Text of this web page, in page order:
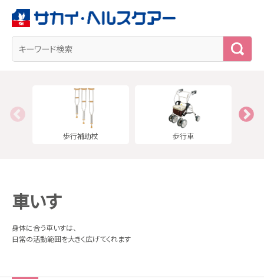
歩行補助杖 歩行車
車いす
身体に合う車いすは、
日常の活動範囲を大きく広げてくれます